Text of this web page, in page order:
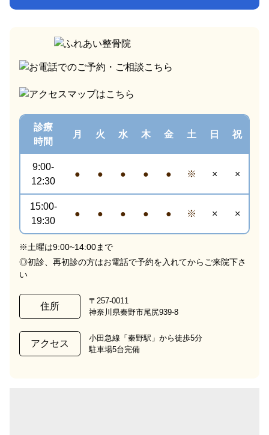
診療
時間
月 火 水 木 金 土 日 祝
9:00-
12:30
● ● ● ● ● ※ × ×
15:00-
19:30
● ● ● ● ● ※ × ×
※土曜は9:00~14:00まで
◎初診、再初診の方はお電話で予約を入れてからご来院下さ
い
住所
〒257-0011
神奈川県秦野市尾尻939-8
アクセス
小田急線「秦野駅」から徒歩5分
駐車場5台完備